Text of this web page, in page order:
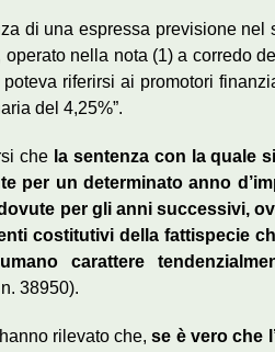
di una espressa previsione
nella nota (1) a corredo
riferirsi ai promotori
del 4,25%”.
che la sentenza con la quale
per un determinato anno
per gli anni successivi,
costitutivi della fattispecie
carattere
38950).
rilevato che,se è vero che